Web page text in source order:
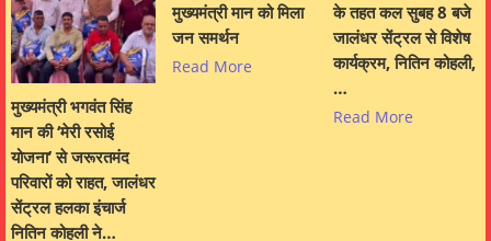
मुख्यमंत्री भगवंत सिंह
मान की ‘मेरी रसोई
योजना’ से जरूरतमंद
परिवारों को राहत, जालंधर
सेंट्रल हलका इंचार्ज
नितिन कोहली ने…
मुख्यमंत्री मान को मिला
जन समर्थन
Read More
के तहत कल सुबह 8 बजे
जालंधर सेंट्रल से विशेष
कार्यक्रम, नितिन कोहली,
…
Read More